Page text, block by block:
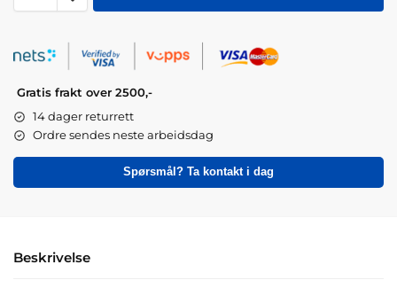
Gratis frakt over 2500,-
14 dager returrett
Ordre sendes neste arbeidsdag
Spørsmål? Ta kontakt i dag
Beskrivelse